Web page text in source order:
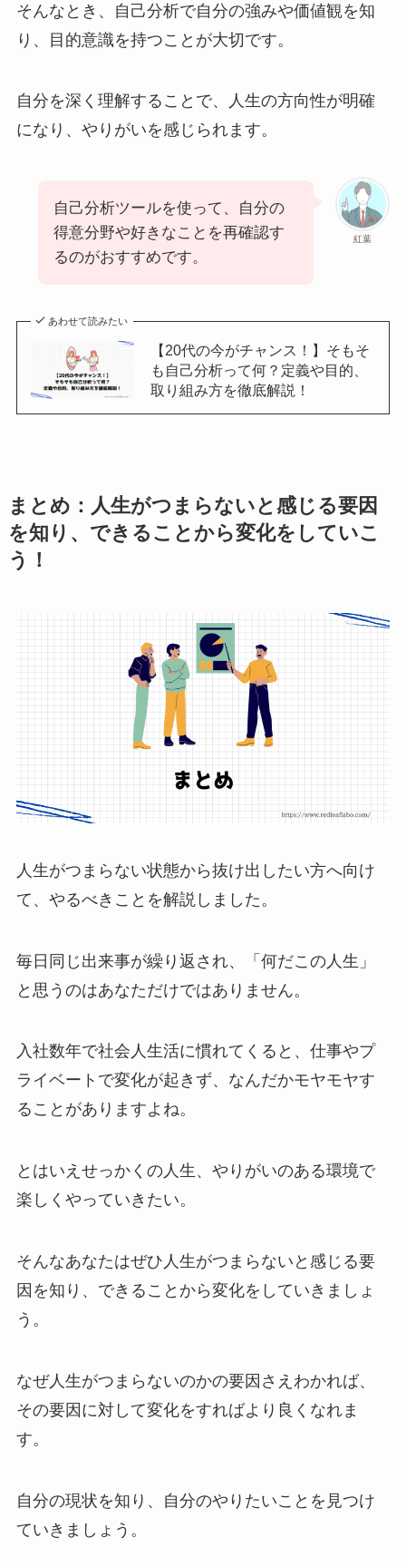
そんなとき、自己分析で自分の強みや価値観を知
り、目的意識を持つことが大切です。
自分を深く理解することで、人生の方向性が明確
になり、やりがいを感じられます。
紅葉
自己分析ツールを使って、自分の
得意分野や好きなことを再確認す
るのがおすすめです。
あわせて読みたい
【20代の今がチャンス！】そもそ
も自己分析って何？定義や目的、
取り組み方を徹底解説！
まとめ：人生がつまらないと感じる要因
を知り、できることから変化をしていこ
う！
人生がつまらない状態から抜け出したい方へ向け
て、やるべきことを解説しました。
毎日同じ出来事が繰り返され、「何だこの人生」
と思うのはあなただけではありません。
入社数年で社会人生活に慣れてくると、仕事やプ
ライベートで変化が起きず、なんだかモヤモヤす
ることがありますよね。
とはいえせっかくの人生、やりがいのある環境で
楽しくやっていきたい。
そんなあなたはぜひ人生がつまらないと感じる要
因を知り、できることから変化をしていきましょ
う。
なぜ人生がつまらないのかの要因さえわかれば、
その要因に対して変化をすればより良くなれま
す。
自分の現状を知り、自分のやりたいことを見つけ
ていきましょう。